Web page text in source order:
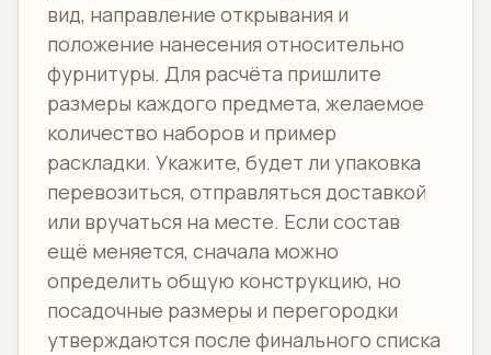
вид, направление открывания и
положение нанесения относительно
фурнитуры. Для расчёта пришлите
размеры каждого предмета, желаемое
количество наборов и пример
раскладки. Укажите, будет ли упаковка
перевозиться, отправляться доставкой
или вручаться на месте. Если состав
ещё меняется, сначала можно
определить общую конструкцию, но
посадочные размеры и перегородки
утверждаются после финального списка